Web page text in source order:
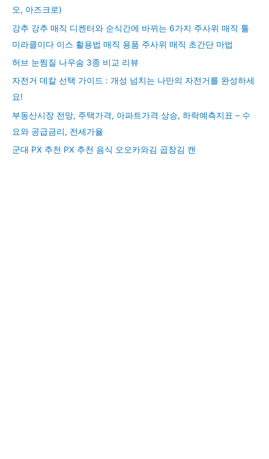
오, 아즈크로)
강추 강추 매직 디켄터와 순식간에 바뀌는 6가지 주사위 매직 툴
미라클이다 이스 활용법 매직 용품 주사위 매직 초간단 마법
허브 눈찜질 나우숨 3종 비교 리뷰
자전거 데칼 선택 가이드 : 개성 넘치는 나만의 자전거를 완성하세
요!
부동산시장 전망, 주택가격, 아파트가격 상승, 하락예측지표 – 수
요와 공급금리, 전세가율
군대 PX 추천 PX 추천 음식 오오카와김 곱창김 캔